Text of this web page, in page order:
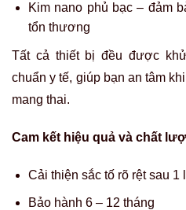
Kim nano phủ bạc – đảm
tổn thương
Tất cả thiết bị đều được
chuẩn y tế, giúp bạn an tâm
mang thai.
Cam kết hiệu quả và chất
Cải thiện sắc tố rõ rệt sau 1
Bảo hành 6 – 12 tháng